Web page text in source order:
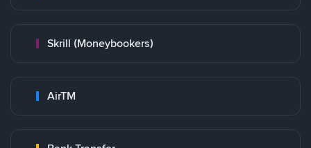
Skrill (Moneybookers)
AirTM